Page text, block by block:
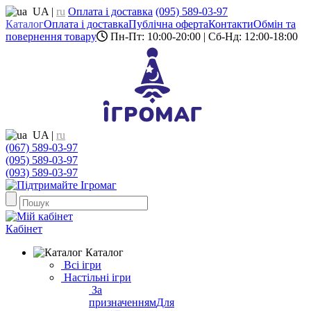
UA | ru Оплата і доставка (095) 589-03-97
КаталогОплата і доставкаПублічна офертаКонтактиОбмін та
повернення товару
Пн-Пт: 10:00-20:00 | Сб-Нд: 12:00-18:00
UA | ru
(067) 589-03-97
(095) 589-03-97
(093) 589-03-97
Кабінет
Каталог
Всі ігри
Настільні ігри
За
призначеннямДля